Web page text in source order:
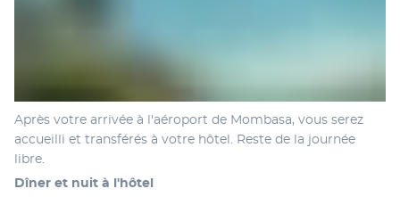
Après votre arrivée à l'aéroport de Mombasa, vous serez
accueilli et transférés à votre hôtel. Reste de la journée
libre.
Dîner et nuit à l'hôtel